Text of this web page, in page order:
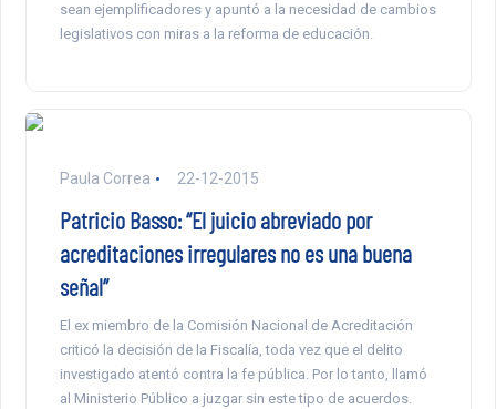
sean ejemplificadores y apuntó a la necesidad de cambios
legislativos con miras a la reforma de educación.
Paula Correa 22-12-2015
Patricio Basso: “El juicio abreviado por
acreditaciones irregulares no es una buena
señal”
El ex miembro de la Comisión Nacional de Acreditación
criticó la decisión de la Fiscalía, toda vez que el delito
investigado atentó contra la fe pública. Por lo tanto, llamó
al Ministerio Público a juzgar sin este tipo de acuerdos.